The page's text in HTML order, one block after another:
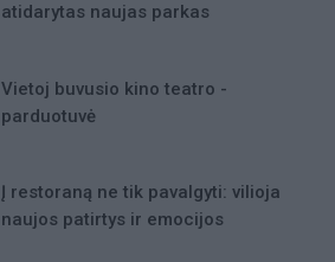
atidarytas naujas parkas
Vietoj buvusio kino teatro -
parduotuvė
Į restoraną ne tik pavalgyti: vilioja
naujos patirtys ir emocijos